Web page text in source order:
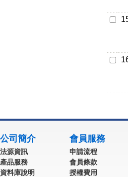
公司簡介
法源資訊
產品服務
資料庫說明
會員服務
申請流程
會員條款
授權費用